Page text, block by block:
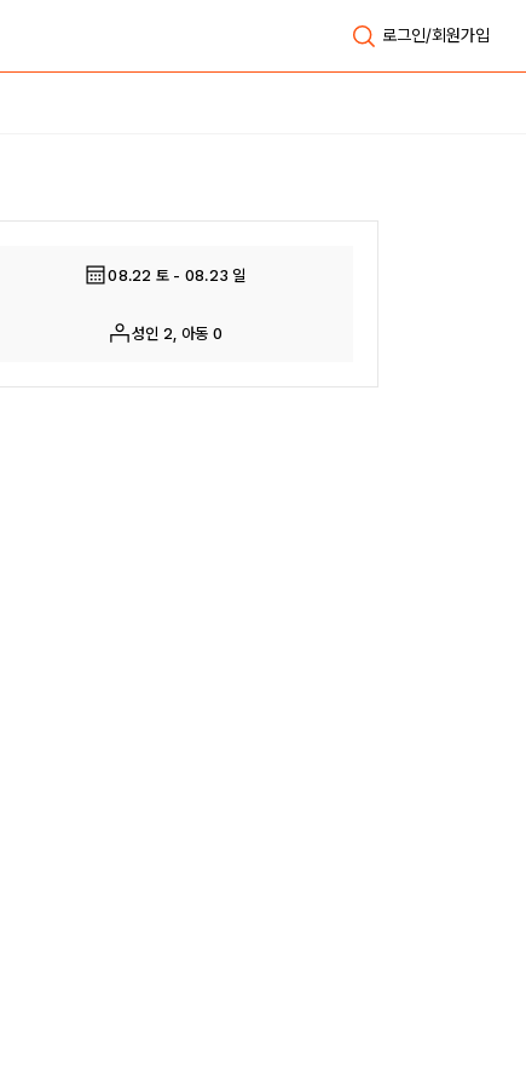
로그인/회원가입
08.22 토 - 08.23 일
성인 2, 아동 0